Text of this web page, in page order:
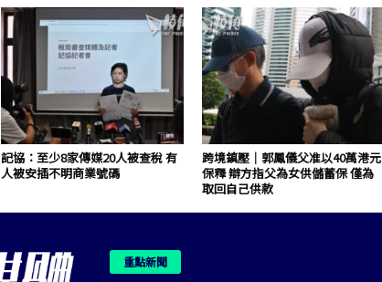
記協：至少8家傳媒20人被查稅 有
人被安插不明商業號碼
跨境鎮壓｜郭鳳儀父准以40萬港元
保釋 辯方指父為女供儲蓄保 僅為
取回自己供款
重點新聞